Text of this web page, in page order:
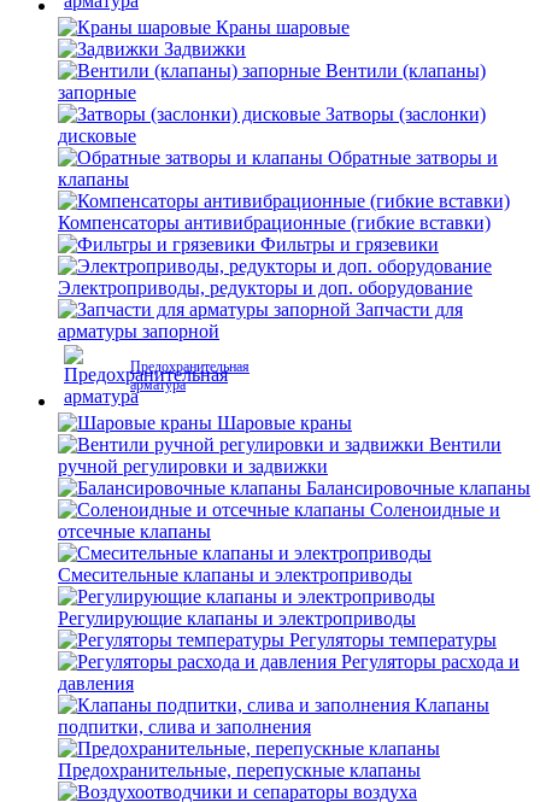
Краны шаровые
Задвижки
Вентили (клапаны)
запорные
Затворы (заслонки)
дисковые
Обратные затворы и
клапаны
Компенсаторы антивибрационные (гибкие вставки)
Фильтры и грязевики
Электроприводы, редукторы и доп. оборудование
Запчасти для
арматуры запорной
Предохранительная
арматура
Шаровые краны
Вентили
ручной регулировки и задвижки
Балансировочные клапаны
Соленоидные и
отсечные клапаны
Смесительные клапаны и электроприводы
Регулирующие клапаны и электроприводы
Регуляторы температуры
Регуляторы расхода и
давления
Клапаны
подпитки, слива и заполнения
Предохранительные, перепускные клапаны